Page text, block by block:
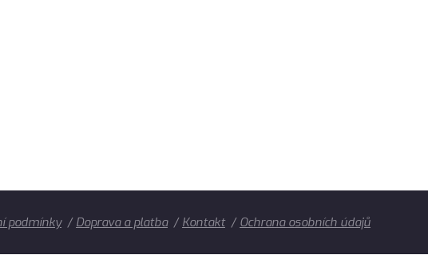
podmínky Doprava a platba Kontakt Ochrana osobních údajů